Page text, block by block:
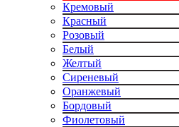
Кремовый
Красный
Розовый
Белый
Желтый
Сиреневый
Оранжевый
Бордовый
Фиолетовый